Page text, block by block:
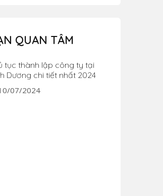
QUAN TÂM
tục thành lập công ty tại
Dương chi tiết nhất 2024
07/2024